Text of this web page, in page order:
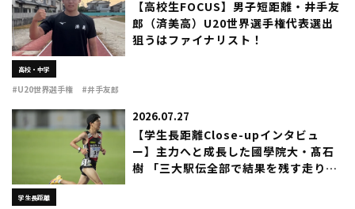
高校・中学
【高校生FOCUS】男子短距離・井手友
郎（済美高）U20世界選手権代表選出
狙うはファイナリスト！
#U20世界選手権 #井手友郎
学生長距離
2026.07.27
【学生長距離Close-upインタビュ
ー】主力へと成長した國學院大・髙石
樹 「三大駅伝全部で結果を残す走り